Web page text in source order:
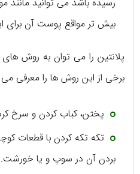
بیش تر مواقع پوست آن
پلانتین را می توان به روش
برخی از این روش ها را معرفی می
پختن، کباب کردن و سرخ
تکه تکه کردن با قطعات
بردن آن در سوپ و یا خورشت.